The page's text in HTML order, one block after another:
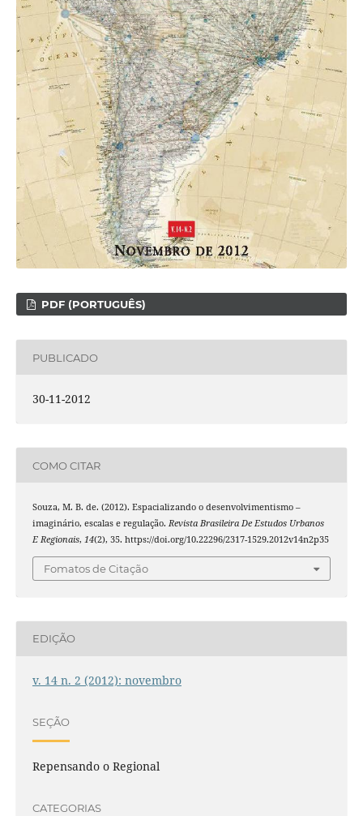
PDF (PORTUGUÊS)
PUBLICADO
30-11-2012
COMO CITAR
Souza, M. B. de. (2012). Espacializando o desenvolvimentismo –
imaginário, escalas e regulação. Revista Brasileira De Estudos Urbanos
E Regionais, 14(2), 35. https://doi.org/10.22296/2317-1529.2012v14n2p35
Fomatos de Citação
EDIÇÃO
v. 14 n. 2 (2012): novembro
SEÇÃO
Repensando o Regional
CATEGORIAS